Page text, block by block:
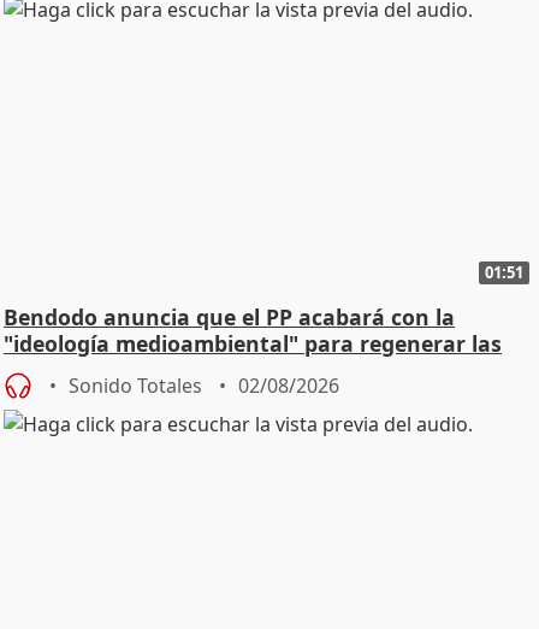
01:51
Bendodo anuncia que el PP acabará con la
"ideología medioambiental" para regenerar las
playas
Sonido Totales 02/08/2026